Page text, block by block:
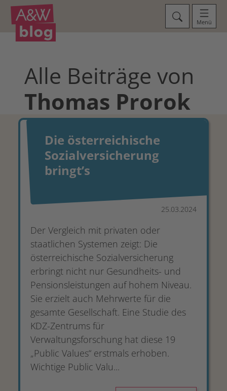
Menü
Alle Beiträge von
Thomas Prorok
Die österreichische
Sozialversicherung
bringtʼs
Der Vergleich mit privaten oder
staatlichen Systemen zeigt: Die
österreichische Sozialversicherung
erbringt nicht nur Gesundheits- und
Pensionsleistungen auf hohem Niveau.
Sie erzielt auch Mehrwerte für die
gesamte Gesellschaft. Eine Studie des
KDZ-Zentrums für
Verwaltungsforschung hat diese 19
„Public Values“ erstmals erhoben.
Wichtige Public Valu...
25.03.2024